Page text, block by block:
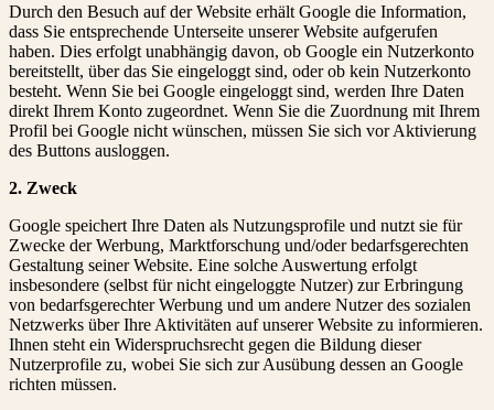
Durch den Besuch auf der Website erhält Google die Information,
dass Sie entsprechende Unterseite unserer Website aufgerufen
haben. Dies erfolgt unabhängig davon, ob Google ein Nutzerkonto
bereitstellt, über das Sie eingeloggt sind, oder ob kein Nutzerkonto
besteht. Wenn Sie bei Google eingeloggt sind, werden Ihre Daten
direkt Ihrem Konto zugeordnet. Wenn Sie die Zuordnung mit Ihrem
Profil bei Google nicht wünschen, müssen Sie sich vor Aktivierung
des Buttons ausloggen.
2. Zweck
Google speichert Ihre Daten als Nutzungsprofile und nutzt sie für
Zwecke der Werbung, Marktforschung und/oder bedarfsgerechten
Gestaltung seiner Website. Eine solche Auswertung erfolgt
insbesondere (selbst für nicht eingeloggte Nutzer) zur Erbringung
von bedarfsgerechter Werbung und um andere Nutzer des sozialen
Netzwerks über Ihre Aktivitäten auf unserer Website zu informieren.
Ihnen steht ein Widerspruchsrecht gegen die Bildung dieser
Nutzerprofile zu, wobei Sie sich zur Ausübung dessen an Google
richten müssen.